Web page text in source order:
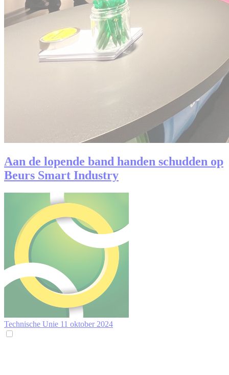
Aan de lopende band handen schudden op
Beurs Smart Industry
Technische Unie 11 oktober 2024